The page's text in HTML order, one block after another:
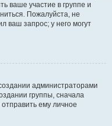
ваше участие в группе и
Пожалуйста, не
ваш запрос; у него могут
администраторами
группы, сначала
ему личное